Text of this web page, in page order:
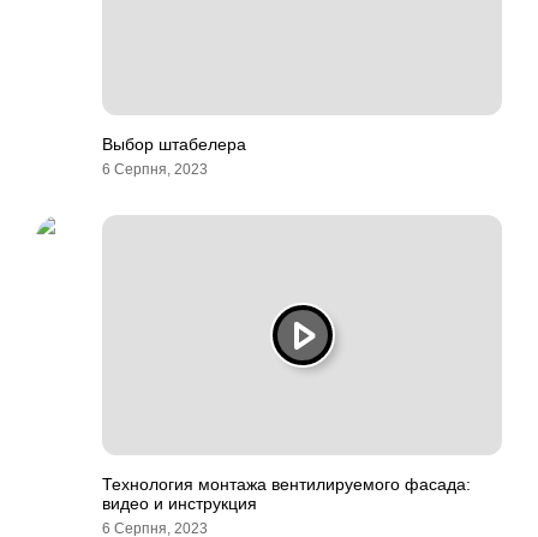
Выбор штабелера
6 Серпня, 2023
Технология монтажа вентилируемого фасада:
видео и инструкция
6 Серпня, 2023